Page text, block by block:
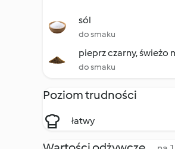
sól
do smaku
pieprz czarny, świeżo
do smaku
Poziom trudności
łatwy